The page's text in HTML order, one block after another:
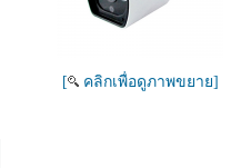
[ คลิกเพื่อดูภาพขยาย]